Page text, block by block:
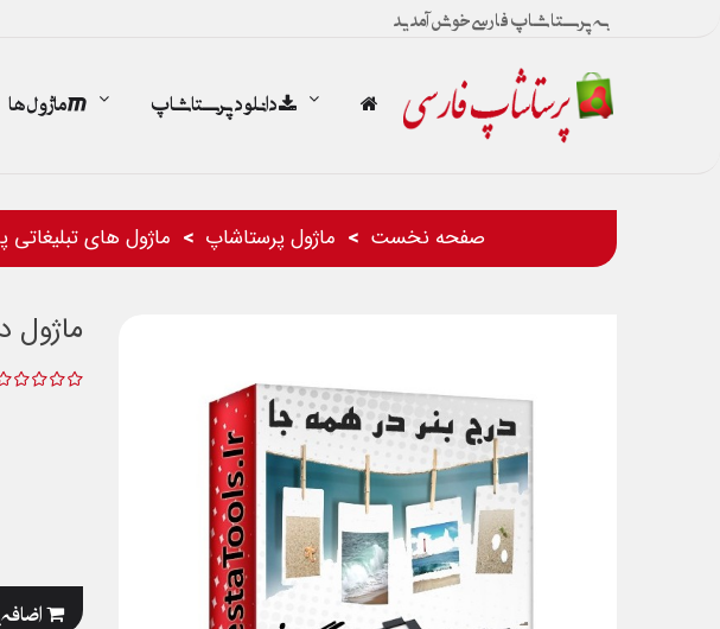
به پرستاشاپ فارسی خوش آمدید
دانلود پرستاشاپ ماژول ها
صفحه نخست ماژول پرستاشاپ ماژول های تبلیغاتی
ماژول